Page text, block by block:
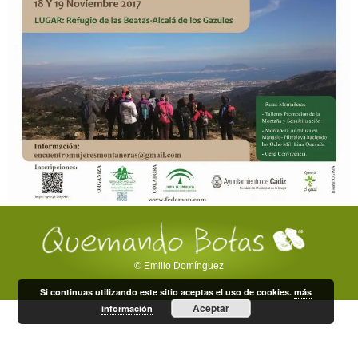
© Emilio Domínguez
Si continuas utilizando este sitio aceptas el uso de cookies.más
información
Aceptar